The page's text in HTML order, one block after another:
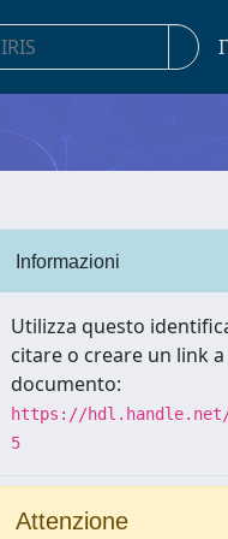
Informazioni
Utilizza questo
citare o creare un link
documento:
https://hdl.handle.net/
5
Attenzione